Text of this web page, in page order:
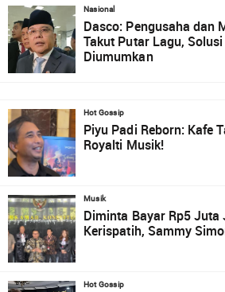
Nasional
Dasco: Pengusaha dan
Takut Putar Lagu,
Diumumkan
Hot Gossip
Piyu Padi Reborn: Kafe
Royalti Musik!
Musik
Diminta Bayar Rp5
Kerispatih, Sammy
Hot Gossip